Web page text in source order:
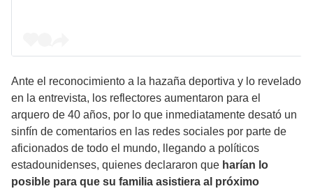
Ante el reconocimiento a la hazaña deportiva y lo revelado
en la entrevista, los reflectores aumentaron para el
arquero de 40 años, por lo que inmediatamente desató un
sinfín de comentarios en las redes sociales por parte de
aficionados de todo el mundo, llegando a políticos
estadounidenses, quienes declararon que harían lo
posible para que su familia asistiera al próximo